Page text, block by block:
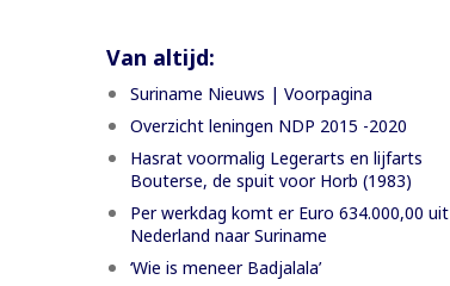
Van altijd:
Suriname Nieuws | Voorpagina
Overzicht leningen NDP 2015 -2020
Hasrat voormalig Legerarts en lijfarts
Bouterse, de spuit voor Horb (1983)
Per werkdag komt er Euro 634.000,00 uit
Nederland naar Suriname
‘Wie is meneer Badjalala’